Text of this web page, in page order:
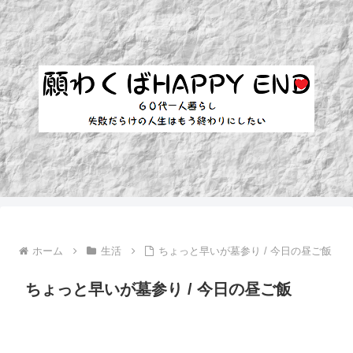
ホーム 生活 ちょっと早いが墓参り / 今日の昼ご飯
ちょっと早いが墓参り / 今日の昼ご飯